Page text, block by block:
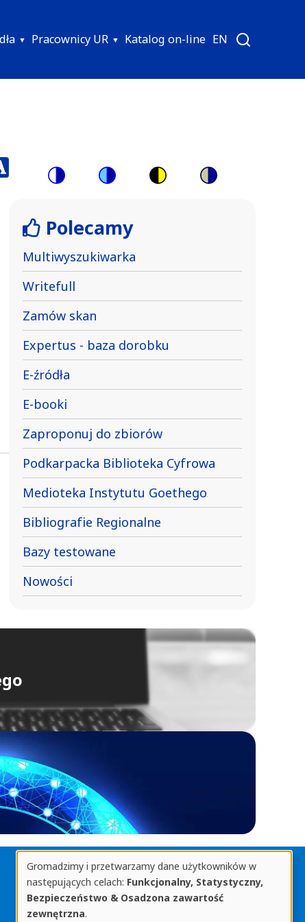
Pracownicy UR Katalog on-line EN
color
theme
blue
theme
theme
Polecamy
Multiwyszukiwarka
Writefull
Zamów skan
Expertus - baza dorobku
E-źródła
E-booki
Zaproponuj do zbiorów
Podkarpacka Biblioteka Cyfrowa
Medioteka Instytutu Goethego
Bibliografie Regionalne
Bazy testowane
Nowości
Biblioteka Uniwersytetu Rzeszowskiego
ul. prof. Stanisława Pigonia 8, 35-959 Rzeszów
tel. 17 872 1361
Gromadzone
Gromadzimy i przetwarzamy dane użytkowników w
następujących celach: Funkcjonalny, Statystyczny,
Bezpieczeństwo & Osadzona zawartość
zewnętrzna.